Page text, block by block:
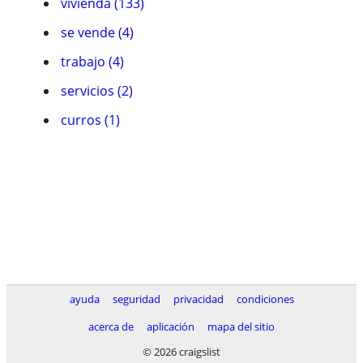
se vende (4)
trabajo (4)
servicios (2)
curros (1)
ayuda seguridad privacidad
condiciones
acerca de
aplicación
mapa del sitio
© 2026 craigslist